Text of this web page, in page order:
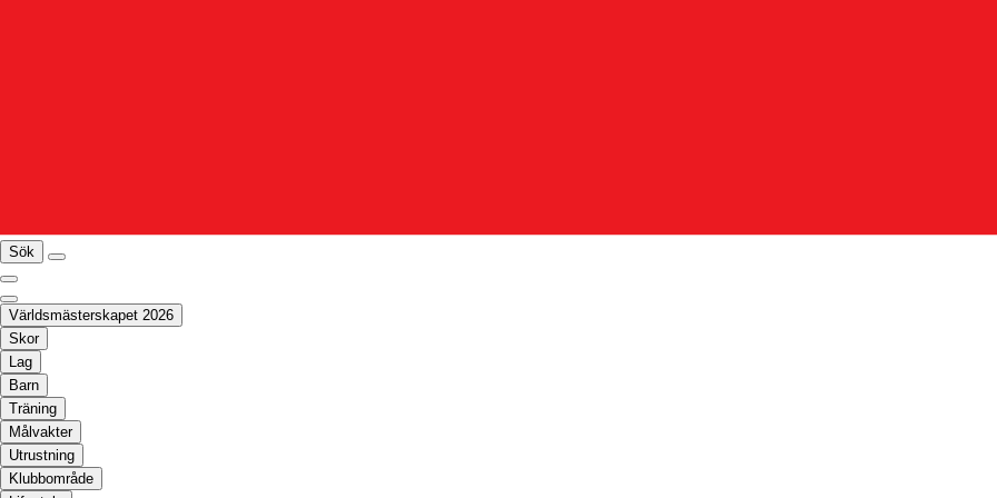
Sök
Världsmästerskapet 2026
Skor
Lag
Barn
Träning
Målvakter
Utrustning
Klubbområde